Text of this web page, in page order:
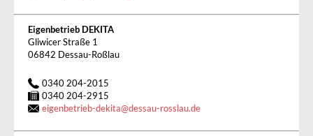
Eigenbetrieb DEKITA
Gliwicer Straße 1
06842 Dessau-Roßlau
0340 204-2015
0340 204-2915
eigenbetrieb-dekita@dessau-rosslau.de